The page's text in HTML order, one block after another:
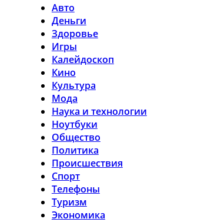
Авто
Деньги
Здоровье
Игры
Калейдоскоп
Кино
Культура
Мода
Наука и технологии
Ноутбуки
Общество
Политика
Происшествия
Спорт
Телефоны
Туризм
Экономика